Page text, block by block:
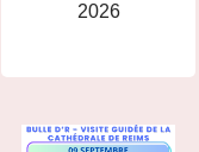
2026